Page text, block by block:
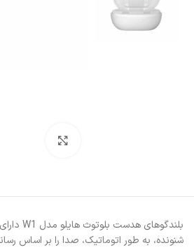
شنونده، به طور اتوماتیک، صدا را بر اساس